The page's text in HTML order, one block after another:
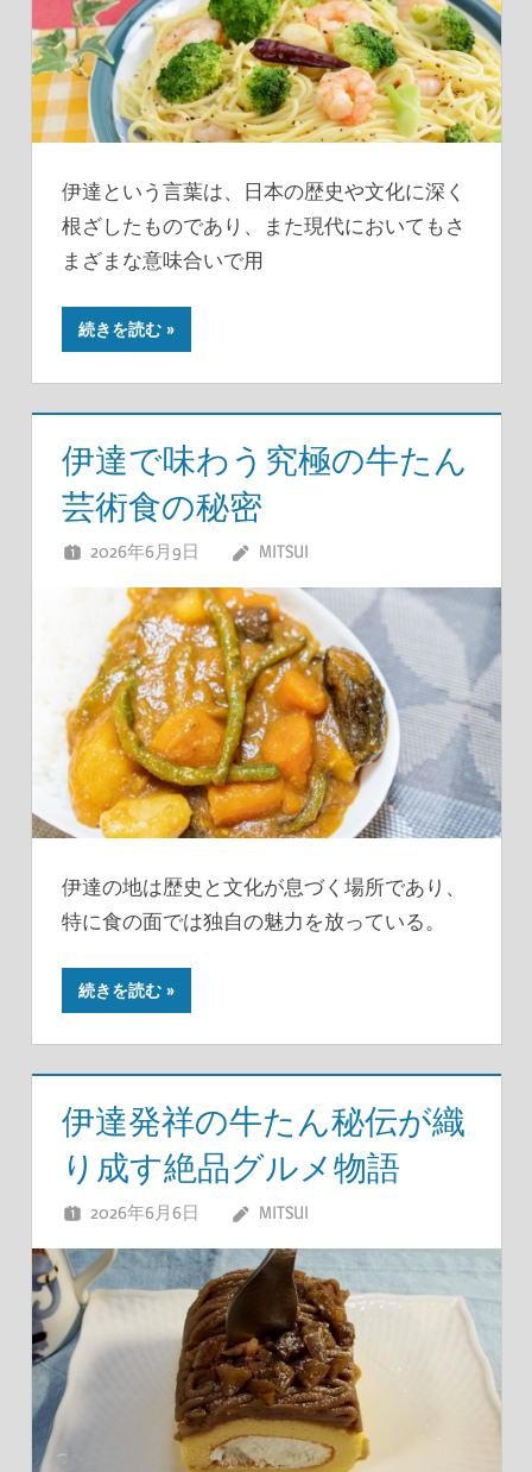
伊達という言葉は、日本の歴史や文化に深く
根ざしたものであり、また現代においてもさ
まざまな意味合いで用
続きを読む
伊達で味わう究極の牛たん
芸術食の秘密
2026年6月9日 MITSUI
伊達の地は歴史と文化が息づく場所であり、
特に食の面では独自の魅力を放っている。
続きを読む
伊達発祥の牛たん秘伝が織
り成す絶品グルメ物語
2026年6月6日 MITSUI